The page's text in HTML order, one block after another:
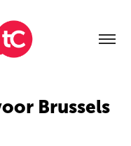
Brussels